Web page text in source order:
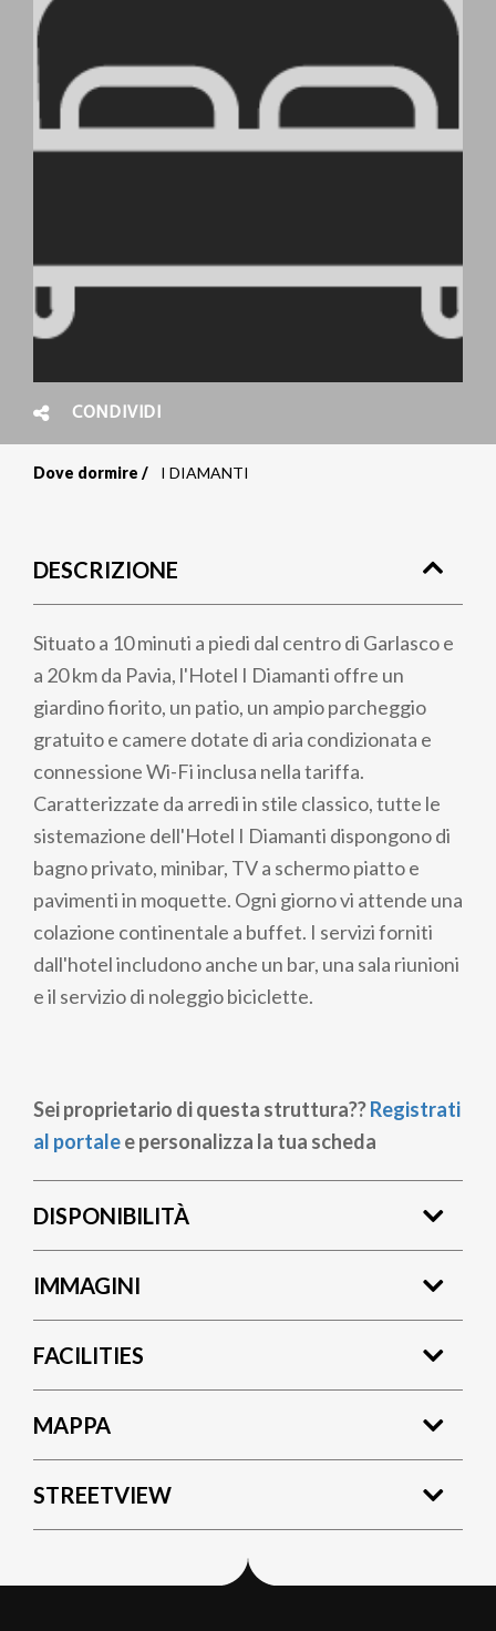
CONDIVIDI
pane
Dove dormire I DIAMANTI
DESCRIZIONE
Situato a 10 minuti a piedi dal centro di Garlasco e
a 20 km da Pavia, l'Hotel I Diamanti offre un
giardino fiorito, un patio, un ampio parcheggio
gratuito e camere dotate di aria condizionata e
connessione Wi-Fi inclusa nella tariffa.
Caratterizzate da arredi in stile classico, tutte le
sistemazione dell'Hotel I Diamanti dispongono di
bagno privato, minibar, TV a schermo piatto e
pavimenti in moquette. Ogni giorno vi attende una
colazione continentale a buffet. I servizi forniti
dall'hotel includono anche un bar, una sala riunioni
e il servizio di noleggio biciclette.
Sei proprietario di questa struttura??Registrati
al portalee personalizza la tua scheda
DISPONIBILITÀ
IMMAGINI
FACILITIES
MAPPA
STREETVIEW